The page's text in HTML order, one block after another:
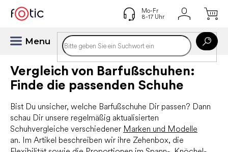
Inhalt
springen
Vergleich von Barfußschuhen:
Finde die passenden Schuhe
Bist Du unsicher, welche Barfußschuhe Dir passen? Dann
schau Dir unsere regelmäßig aktualisierten
Schuhvergleiche verschiedener Marken und Modelle
an. Im Artikel beschreiben wir ihre Zehenbox, die